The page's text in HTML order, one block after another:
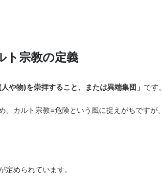
ト宗教の定義
人や物)を崇拝すること、または異端集団」 です。
カルト宗教=危険という風に捉えがちですが、
められています。